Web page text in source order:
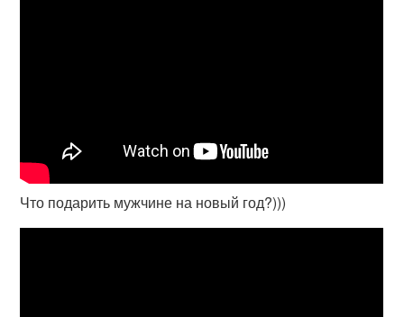
Что подарить мужчине на новый год?)))